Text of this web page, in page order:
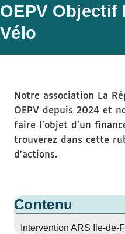
OEPV Objectif
Vélo
Notre association La
OEPV depuis 2024 et
faire l’objet d’un
trouverez dans cette
d’actions.
Contenu
Intervention ARS Ile-de-